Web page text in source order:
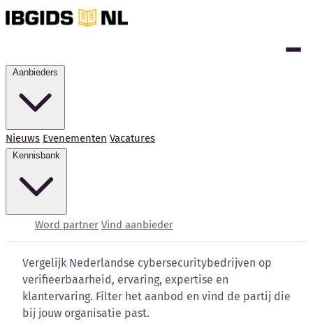
Nieuws Evenementen Vacatures
Word partner Vind aanbieder
Kennisbank
vergelijken
Vergelijk Nederlandse cybersecuritybedrijven op
verifieerbaarheid, ervaring, expertise en
klantervaring. Filter het aanbod en vind de partij die
bij jouw organisatie past.